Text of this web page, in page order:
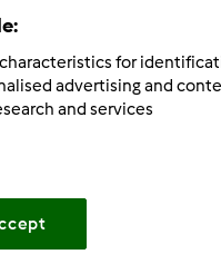
facile
for
advertising and
and services